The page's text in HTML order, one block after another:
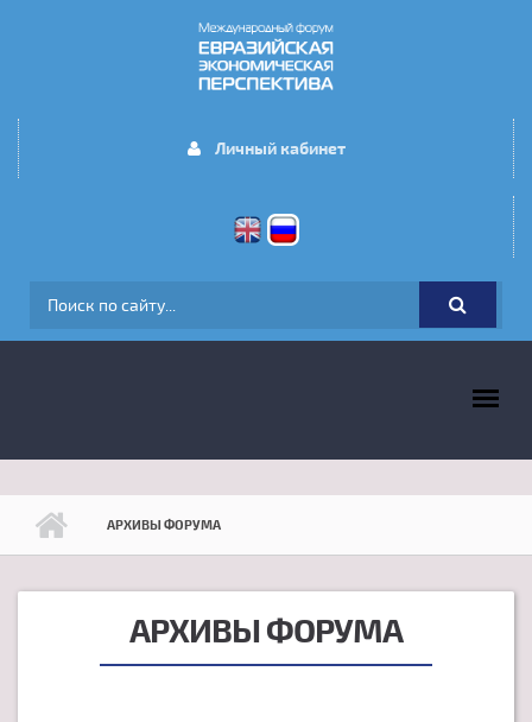
Личный кабинет
ФОРМА ПОИСКА
АРХИВЫ ФОРУМА
АРХИВЫ ФОРУМА